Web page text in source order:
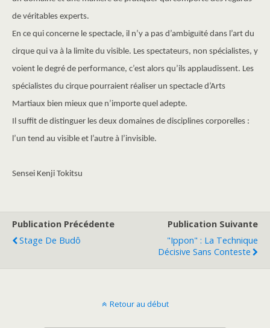
de véritables experts.
En ce qui concerne le spectacle, il n’y a pas d’ambiguïté dans l’art du
cirque qui va à la limite du visible. Les spectateurs, non spécialistes, y
voient le degré de performance, c’est alors qu’ils applaudissent. Les
spécialistes du cirque pourraient réaliser un spectacle d’Arts
Martiaux bien mieux que n’importe quel adepte.
Il suffit de distinguer les deux domaines de disciplines corporelles :
l’un tend au visible et l’autre à l’invisible.
Sensei Kenji Tokitsu
Publication Précédente
Stage De Budô
Publication Suivante
"Ippon" : La Technique
Décisive Sans Conteste
Retour au début